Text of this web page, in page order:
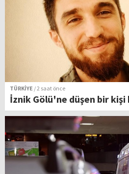
TÜRKİYE / 2 saat önce
İznik Gölü'ne düşen bir kişi